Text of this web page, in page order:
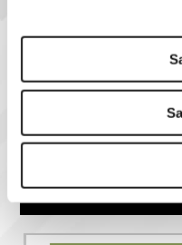
Näytä lisää
Schneider